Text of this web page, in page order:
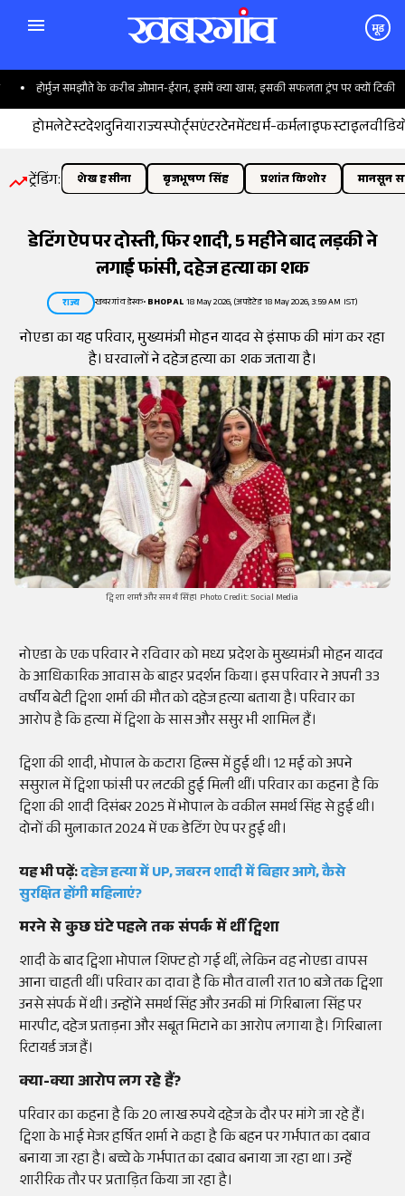
मूड
होर्मुज समझौते के करीब ओमान-ईरान, इसमें क्या खास; इसकी सफलता ट्रंप पर क्यों टिकी
होमलेटेस्टदेशदुनियाराज्यस्पोर्ट्सएंटरटेनमेंटधर्म-कर्मलाइफस्टाइल
ट्रेंडिंग: शेख हसीना बृजभूषण सिंह प्रशांत किशोर मानसून
डेटिंग ऐप पर दोस्ती, फिर शादी, 5 महीने बाद लड़की ने
लगाई फांसी, दहेज हत्या का शक
राज्य खबरगांव डेस्क•BHOPAL18 May 2026, (अपडेटेड 18 May 2026, 3:59 AM IST)
नोएडा का यह परिवार, मुख्यमंत्री मोहन यादव से इंसाफ की मांग कर रहा
है। घरवालों ने दहेज हत्या का शक जताया है।
ट्विशा शर्मा और समर्थ सिंह। Photo Credit: Social Media
नोएडा के एक परिवार ने रविवार को मध्य प्रदेश के मुख्यमंत्री मोहन यादव
के आधिकारिक आवास के बाहर प्रदर्शन किया। इस परिवार ने अपनी 33
वर्षीय बेटी ट्विशा शर्मा की मौत को दहेज हत्या बताया है। परिवार का
आरोप है कि हत्या में ट्विशा के सास और ससुर भी शामिल हैं।
ट्विशा की शादी, भोपाल के कटारा हिल्स में हुई थी। 12 मई को अपने
ससुराल में ट्विशा फांसी पर लटकी हुई मिली थीं। परिवार का कहना है कि
ट्विशा की शादी दिसंबर 2025 में भोपाल के वकील समर्थ सिंह से हुई थी।
दोनों की मुलाकात 2024 में एक डेटिंग ऐप पर हुई थी।
यह भी पढ़ें:दहेज हत्या में UP, जबरन शादी में बिहार आगे, कैसे
सुरक्षित होंगी महिलाएं?
मरने से कुछ घंटे पहले तक संपर्क में थीं ट्विशा
शादी के बाद ट्विशा भोपाल शिफ्ट हो गई थीं, लेकिन वह नोएडा वापस
आना चाहती थीं। परिवार का दावा है कि मौत वाली रात 10 बजे तक ट्विशा
उनसे संपर्क में थी। उन्होंने समर्थ सिंह और उनकी मां गिरिबाला सिंह पर
मारपीट, दहेज प्रताड़ना और सबूत मिटाने का आरोप लगाया है। गिरिबाला
रिटायर्ड जज हैं।
क्या-क्या आरोप लग रहे हैं?
परिवार का कहना है कि 20 लाख रुपये दहेज के दौर पर मांगे जा रहे हैं।
ट्विशा के भाई मेजर हर्षित शर्मा ने कहा है कि बहन पर गर्भपात का दबाव
बनाया जा रहा है। बच्चे के गर्भपात का दबाव बनाया जा रहा था। उन्हें
शारीरिक तौर पर प्रताड़ित किया जा रहा है।